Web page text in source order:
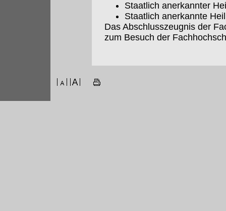
Staatlich anerkannter
Staatlich anerkannte
Das Abschlusszeugnis der
zum Besuch der